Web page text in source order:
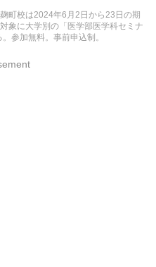
町校は2024年6月2日から23日の期
象に大学別の「医学部医学科セミナ
参加無料。事前申込制。